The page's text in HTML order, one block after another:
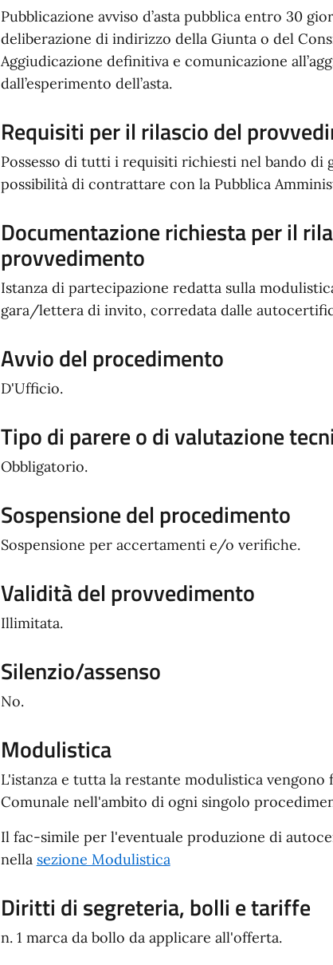
Pubblicazione avviso d’asta pubblica entro 30
deliberazione di indirizzo della Giunta o del
Aggiudicazione definitiva e comunicazione
dall’esperimento dell’asta.
Requisiti per il rilascio del
Possesso di tutti i requisiti richiesti nel bando di
possibilità di contrattare con la Pubblica
Documentazione richiesta per il
provvedimento
Istanza di partecipazione redatta sulla
gara/lettera di invito, corredata dalle
Avvio del procedimento
D'Ufficio.
Tipo di parere o di valutazione
Obbligatorio.
Sospensione del procedimento
Sospensione per accertamenti e/o verifiche.
Validità del provvedimento
Illimitata.
Silenzio/assenso
No.
Modulistica
L'istanza e tutta la restante modulistica
Comunale nell'ambito di ogni singolo
Il fac-simile per l'eventuale produzione di
nella sezione Modulistica
Diritti di segreteria, bolli e tariffe
n. 1 marca da bollo da applicare all'offerta.